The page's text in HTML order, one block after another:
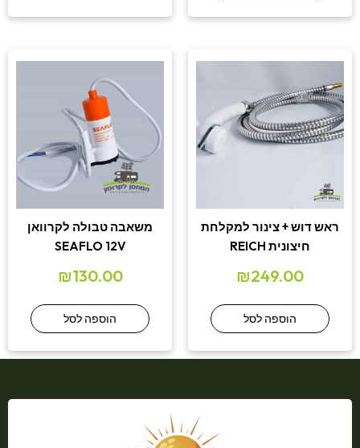
ראש דוש + צינור למקלחת
חיצונית REICH
₪249.00
הוספה לסל
משאבה טבולה לקרוואן
SEAFLO 12V
₪130.00
הוספה לסל